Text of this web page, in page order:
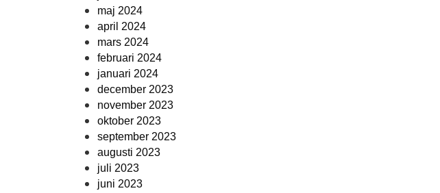
maj 2024
april 2024
mars 2024
februari 2024
januari 2024
december 2023
november 2023
oktober 2023
september 2023
augusti 2023
juli 2023
juni 2023